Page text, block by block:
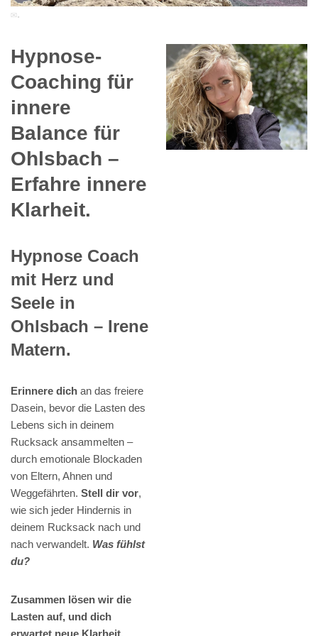
✉.
Hypnose-
Coaching für
innere
Balance für
Ohlsbach –
Erfahre innere
Klarheit.
Hypnose Coach
mit Herz und
Seele in
Ohlsbach – Irene
Matern.
Erinnere dich an das freiere
Dasein, bevor die Lasten des
Lebens sich in deinem
Rucksack ansammelten –
durch emotionale Blockaden
von Eltern, Ahnen und
Weggefährten. Stell dir vor,
wie sich jeder Hindernis in
deinem Rucksack nach und
nach verwandelt. Was fühlst
du?
Zusammen lösen wir die
Lasten auf, und dich
erwartet neue Klarheit.